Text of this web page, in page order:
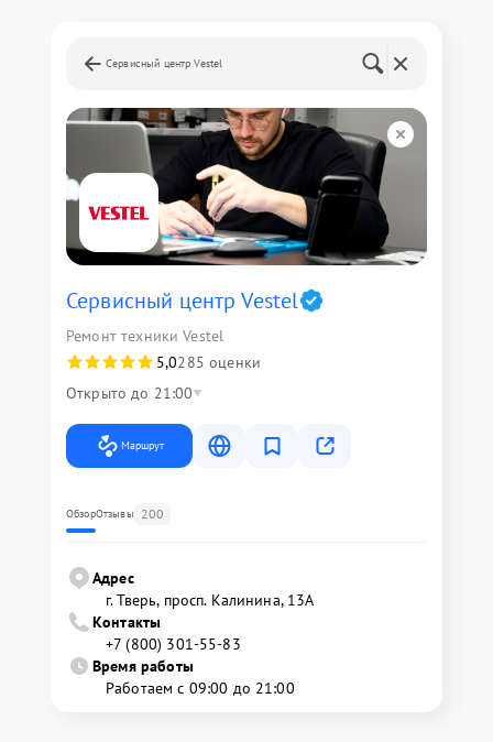
Сервисный центр Vestel
Сервисный центр Vestel
Ремонт техники Vestel
5,0285 оценки
Открыто до 21:00
Маршрут
ОбзорОтзывы 200
Адрес
г. Тверь, просп. Калинина, 13А
Контакты
+7 (800) 301-55-83
Время работы
Работаем с 09:00 до 21:00